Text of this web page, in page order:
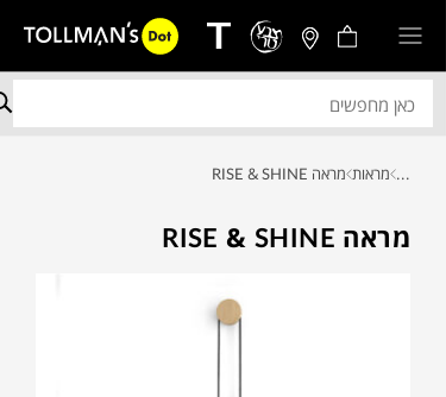
... מראות מראה RISE & SHINE
מראה RISE & SHINE